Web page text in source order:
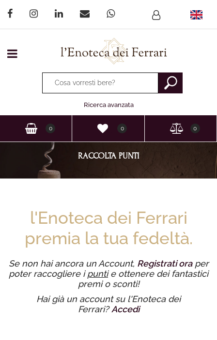
Open menu
La modifica di un filtro aggiorna automaticamente gli
Ricerca avanzata
0 0 0
RACCOLTA PUNTI
l'Enoteca dei Ferrari
premia la tua fedeltà.
Se non hai ancora un Account, Registrati oraper
poter raccogliere ipuntie ottenere dei fantastici
premi o sconti!
Hai già un account su l'Enoteca dei
Ferrari?Accedi